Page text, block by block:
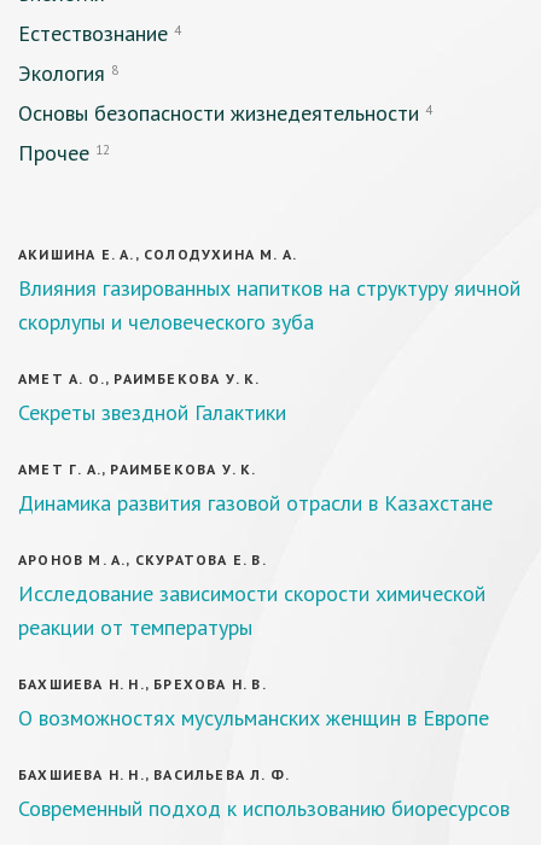
Естествознание 4
Экология 8
Основы безопасности жизнедеятельности 4
Прочее 12
АКИШИНА Е. А., СОЛОДУХИНА М. А.
Влияния газированных напитков на структуру яичной
скорлупы и человеческого зуба
АМЕТ А. О., РАИМБЕКОВА У. К.
Секреты звездной Галактики
АМЕТ Г. А., РАИМБЕКОВА У. К.
Динамика развития газовой отрасли в Казахстане
АРОНОВ М. А., СКУРАТОВА Е. В.
Исследование зависимости скорости химической
реакции от температуры
БАХШИЕВА Н. Н., БРЕХОВА Н. В.
О возможностях мусульманских женщин в Европе
БАХШИЕВА Н. Н., ВАСИЛЬЕВА Л. Ф.
Современный подход к использованию биоресурсов